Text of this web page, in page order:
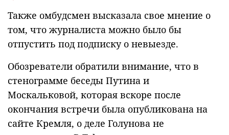
Также омбудсмен высказала свое мнение о
том, что журналиста можно было бы
отпустить под подписку о невыезде.
Обозреватели обратили внимание, что в
стенограмме беседы Путина и
Москальковой, которая вскоре после
окончания встречи была опубликована на
сайте Кремля, о деле Голунова не